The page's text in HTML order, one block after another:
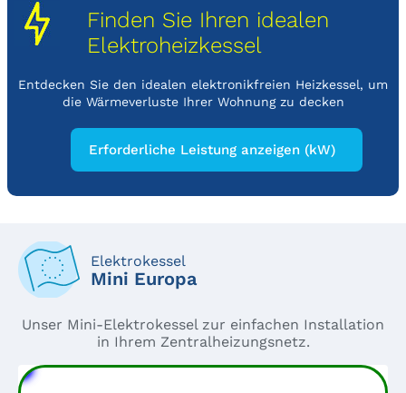
Finden Sie Ihren idealen
Elektroheizkessel
Entdecken Sie den idealen elektronikfreien Heizkessel, um
die Wärmeverluste Ihrer Wohnung zu decken
Elektrokessel
Mini Europa
Unser Mini-Elektrokessel zur einfachen Installation
in Ihrem Zentralheizungsnetz.